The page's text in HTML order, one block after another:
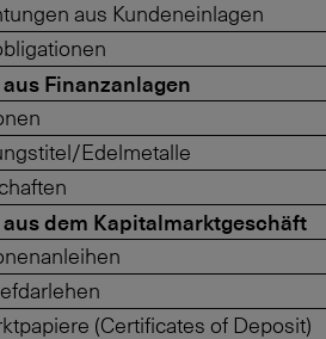
aus Kundeneinlagen
Finanzanlagen
Edelmetalle
dem Kapitalmarktgeschäft
(Certificates of Deposit)